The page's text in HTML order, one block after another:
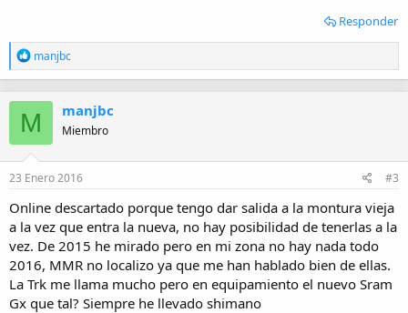
Responder
R
e
a
c
c
i
o
n
s
:
manjbc
M manjbc
Miembro
23 Enero 2016 #3
Online descartado porque tengo dar salida a la montura vieja
a la vez que entra la nueva, no hay posibilidad de tenerlas a la
vez. De 2015 he mirado pero en mi zona no hay nada todo
2016, MMR no localizo ya que me han hablado bien de ellas.
La Trk me llama mucho pero en equipamiento el nuevo Sram
Gx que tal? Siempre he llevado shimano